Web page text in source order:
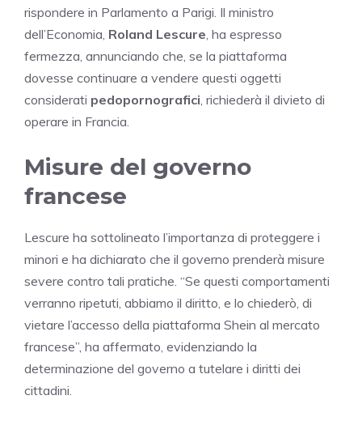
rispondere in Parlamento a Parigi. Il ministro
dell’Economia, Roland Lescure, ha espresso
fermezza, annunciando che, se la piattaforma
dovesse continuare a vendere questi oggetti
considerati pedopornografici, richiederà il divieto di
operare in Francia.
Misure del governo
francese
Lescure ha sottolineato l’importanza di proteggere i
minori e ha dichiarato che il governo prenderà misure
severe contro tali pratiche. “Se questi comportamenti
verranno ripetuti, abbiamo il diritto, e lo chiederò, di
vietare l’accesso della piattaforma Shein al mercato
francese”, ha affermato, evidenziando la
determinazione del governo a tutelare i diritti dei
cittadini.